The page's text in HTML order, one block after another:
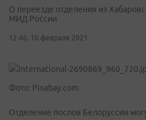
О переезде отделения из
МИД России
12:46, 10 февраля 2021
Фото: Pixabay.com
Отделение послов Белоруссии